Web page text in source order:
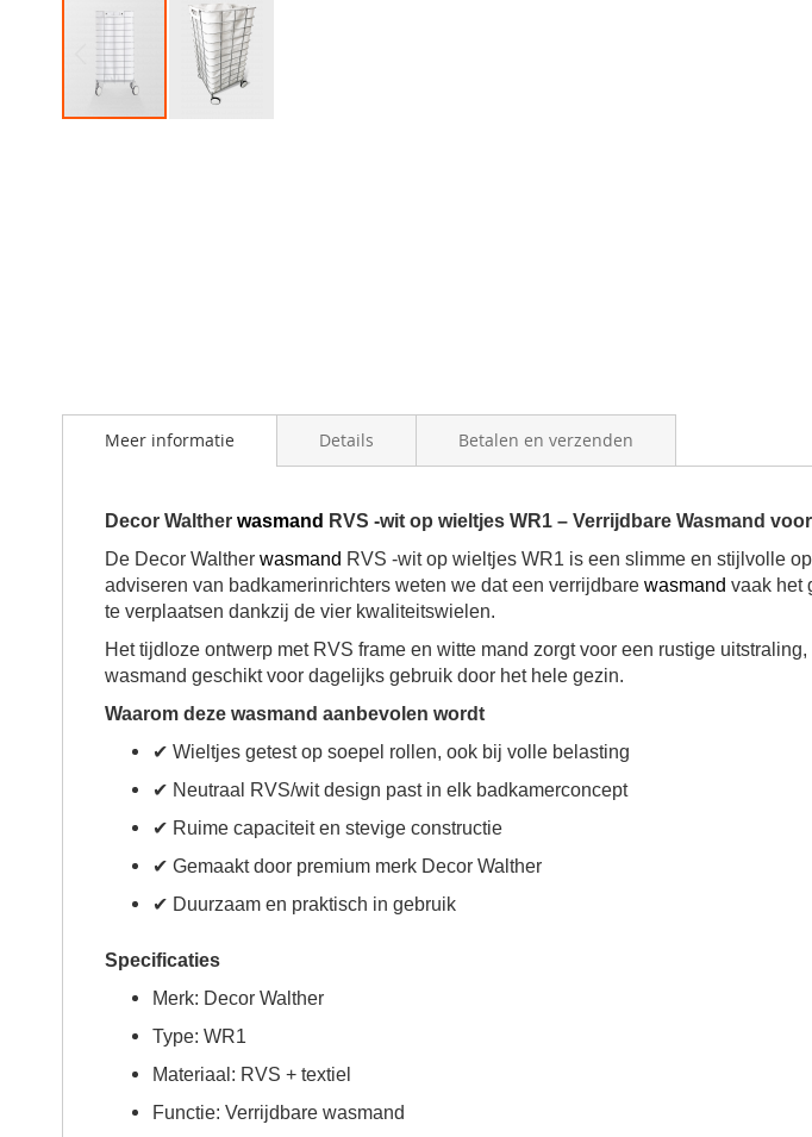
Meer informatie
Decor Walther wasmand RVS -wit op wieltjes WR1 – Verrijdbare Wasmand
De Decor Walther wasmand RVS -wit op wieltjes WR1 is een slimme en stijlvolle
adviseren van badkamerinrichters weten we dat een verrijdbare wasmand vaak het
te verplaatsen dankzij de vier kwaliteitswielen.
Het tijdloze ontwerp met RVS frame en witte mand zorgt voor een rustige
wasmand geschikt voor dagelijks gebruik door het hele gezin.
Waarom deze wasmand aanbevolen wordt
✔ Wieltjes getest op soepel rollen, ook bij volle belasting
✔ Neutraal RVS/wit design past in elk badkamerconcept
✔ Ruime capaciteit en stevige constructie
✔ Gemaakt door premium merk Decor Walther
✔ Duurzaam en praktisch in gebruik
Specificaties
Merk: Decor Walther
Type: WR1
Materiaal: RVS + textiel
Functie: Verrijdbare wasmand
Details Betalen en verzenden